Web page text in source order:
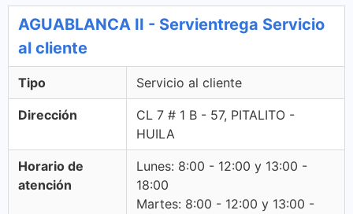
AGUABLANCA II - Servientrega Servicio
al cliente
Tipo Servicio al cliente
Dirección
CL 7 # 1 B - 57, PITALITO -
HUILA
Horario de
atención
Lunes: 8:00 - 12:00 y 13:00 -
18:00
Martes: 8:00 - 12:00 y 13:00 -